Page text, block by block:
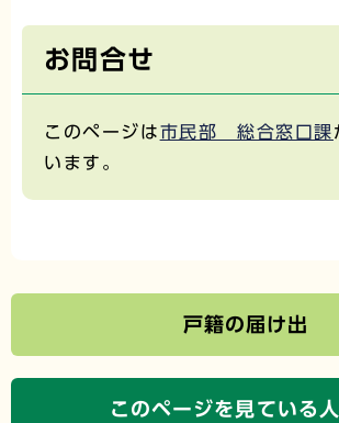
お問合せ
このページは市民部 総合窓口課
います。
戸籍の届け出
このページを見ている人